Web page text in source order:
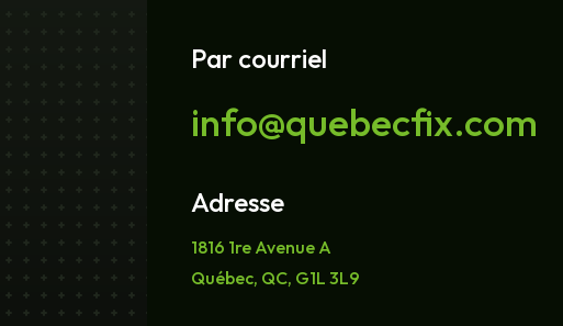
Par courriel
info@quebecfix.com
Adresse
1816 1re Avenue A
Québec, QC, G1L 3L9